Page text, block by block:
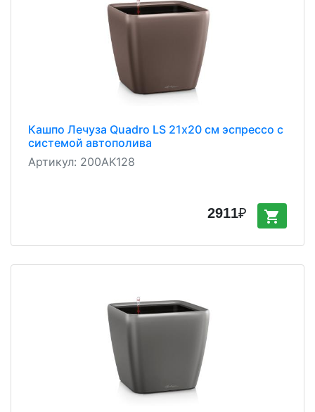
Кашпо Лечуза Quadro LS 21х20 см эспрессо с
системой автополива
Артикул: 200AK128
2911₽ shopping_cart